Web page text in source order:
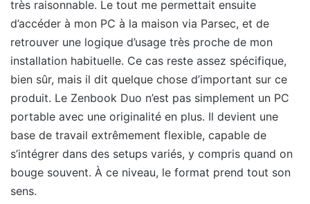
très raisonnable. Le tout me permettait ensuite
d’accéder à mon PC à la maison via Parsec, et de
retrouver une logique d’usage très proche de mon
installation habituelle. Ce cas reste assez spécifique,
bien sûr, mais il dit quelque chose d’important sur ce
produit. Le Zenbook Duo n’est pas simplement un PC
portable avec une originalité en plus. Il devient une
base de travail extrêmement flexible, capable de
s’intégrer dans des setups variés, y compris quand on
bouge souvent. À ce niveau, le format prend tout son
sens.